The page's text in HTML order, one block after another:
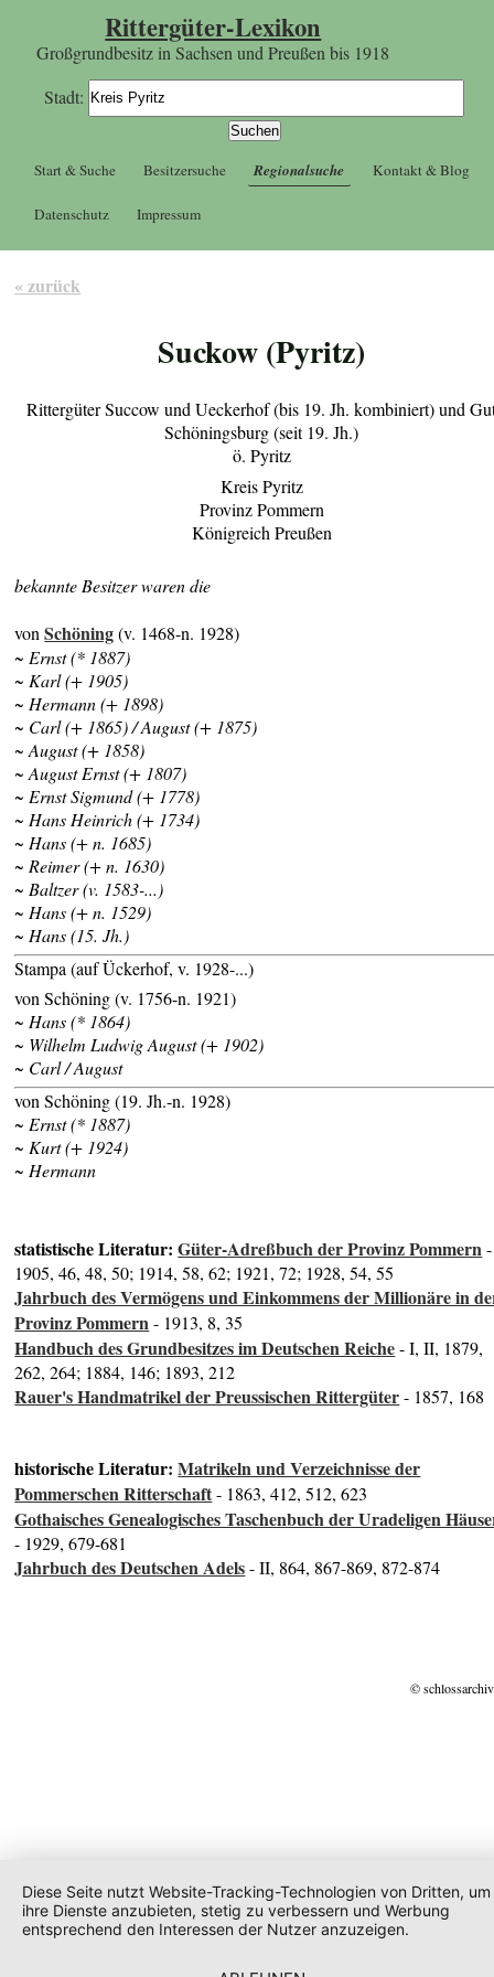
Rittergüter-Lexikon
Großgrundbesitz in Sachsen und Preußen bis 1918
Stadt:
Start & Suche Besitzersuche Regionalsuche Kontakt & Blog
Datenschutz Impressum
« zurück
Suckow (Pyritz)
Rittergüter Succow und Ueckerhof (bis 19. Jh. kombiniert) und
Schöningsburg (seit 19. Jh.)
ö. Pyritz
Kreis Pyritz
Provinz Pommern
Königreich Preußen
bekannte Besitzer waren die
vonSchöning(v. 1468-n. 1928)
~ Ernst (* 1887)
~ Karl (+ 1905)
~ Hermann (+ 1898)
~ Carl (+ 1865) / August (+ 1875)
~ August (+ 1858)
~ August Ernst (+ 1807)
~ Ernst Sigmund (+ 1778)
~ Hans Heinrich (+ 1734)
~ Hans (+ n. 1685)
~ Reimer (+ n. 1630)
~ Baltzer (v. 1583-...)
~ Hans (+ n. 1529)
~ Hans (15. Jh.)
Stampa (auf Ückerhof, v. 1928-...)
von Schöning (v. 1756-n. 1921)
~ Hans (* 1864)
~ Wilhelm Ludwig August (+ 1902)
~ Carl / August
von Schöning (19. Jh.-n. 1928)
~ Ernst (* 1887)
~ Kurt (+ 1924)
~ Hermann
statistische Literatur:Güter-Adreßbuch der Provinz Pommern-
1905, 46, 48, 50; 1914, 58, 62; 1921, 72; 1928, 54, 55
Jahrbuch des Vermögens und Einkommens der Millionäre in
Provinz Pommern- 1913, 8, 35
Handbuch des Grundbesitzes im Deutschen Reiche- I, II, 1879,
262, 264; 1884, 146; 1893, 212
Rauer's Handmatrikel der Preussischen Rittergüter- 1857, 168
historische Literatur:Matrikeln und Verzeichnisse der
Pommerschen Ritterschaft- 1863, 412, 512, 623
Gothaisches Genealogisches Taschenbuch der Uradeligen
- 1929, 679-681
Jahrbuch des Deutschen Adels- II, 864, 867-869, 872-874
©
Diese Seite nutzt Website-Tracking-Technologien von Dritten, um
ihre Dienste anzubieten, stetig zu verbessern und Werbung
entsprechend den Interessen der Nutzer anzuzeigen.